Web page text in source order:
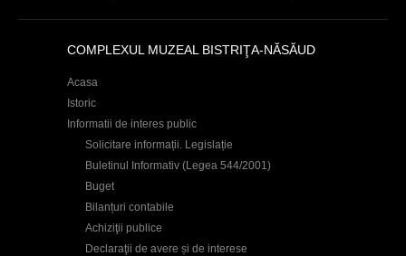
COMPLEXUL MUZEAL BISTRIŢA-NĂSĂUD
Acasa
Istoric
Informatii de interes public
Solicitare informații. Legislație
Buletinul Informativ (Legea 544/2001)
Buget
Bilanțuri contabile
Achiziţii publice
Declaraţii de avere și de interese